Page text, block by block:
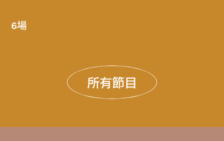
6場
所有節目